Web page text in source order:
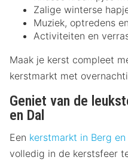
Zalige winterse
Muziek, optredens
Activiteiten en
Maak je kerst compleet
kerstmarkt met
Geniet van de
en Dal
Een kerstmarkt in Berg en
volledig in de kerstsfeer